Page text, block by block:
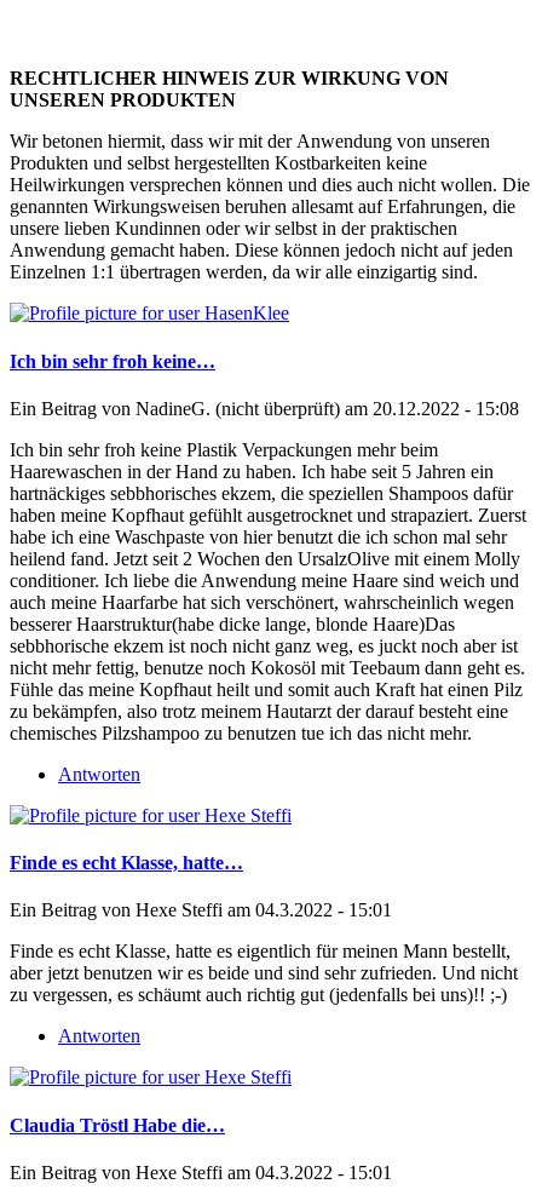
RECHTLICHER HINWEIS ZUR WIRKUNG VON
UNSEREN PRODUKTEN
Wir betonen hiermit, dass wir mit der Anwendung von unseren
Produkten und selbst hergestellten Kostbarkeiten keine
Heilwirkungen versprechen können und dies auch nicht wollen. Die
genannten Wirkungsweisen beruhen allesamt auf Erfahrungen, die
unsere lieben Kundinnen oder wir selbst in der praktischen
Anwendung gemacht haben. Diese können jedoch nicht auf jeden
Einzelnen 1:1 übertragen werden, da wir alle einzigartig sind.
Ich bin sehr froh keine…
Ein Beitrag von NadineG. (nicht überprüft) am 20.12.2022 - 15:08
Ich bin sehr froh keine Plastik Verpackungen mehr beim
Haarewaschen in der Hand zu haben. Ich habe seit 5 Jahren ein
hartnäckiges sebbhorisches ekzem, die speziellen Shampoos dafür
haben meine Kopfhaut gefühlt ausgetrocknet und strapaziert. Zuerst
habe ich eine Waschpaste von hier benutzt die ich schon mal sehr
heilend fand. Jetzt seit 2 Wochen den UrsalzOlive mit einem Molly
conditioner. Ich liebe die Anwendung meine Haare sind weich und
auch meine Haarfarbe hat sich verschönert, wahrscheinlich wegen
besserer Haarstruktur(habe dicke lange, blonde Haare)Das
sebbhorische ekzem ist noch nicht ganz weg, es juckt noch aber ist
nicht mehr fettig, benutze noch Kokosöl mit Teebaum dann geht es.
Fühle das meine Kopfhaut heilt und somit auch Kraft hat einen Pilz
zu bekämpfen, also trotz meinem Hautarzt der darauf besteht eine
chemisches Pilzshampoo zu benutzen tue ich das nicht mehr.
Antworten
Finde es echt Klasse, hatte…
Ein Beitrag von Hexe Steffi am 04.3.2022 - 15:01
Finde es echt Klasse, hatte es eigentlich für meinen Mann bestellt,
aber jetzt benutzen wir es beide und sind sehr zufrieden. Und nicht
zu vergessen, es schäumt auch richtig gut (jedenfalls bei uns)!! ;-)
Antworten
Claudia Tröstl Habe die…
Ein Beitrag von Hexe Steffi am 04.3.2022 - 15:01